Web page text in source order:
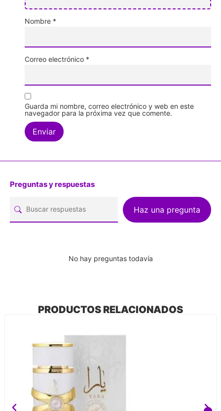
Nombre *
Correo electrónico *
Guarda mi nombre, correo electrónico y web en este
navegador para la próxima vez que comente.
Preguntas y respuestas
Haz una pregunta
No hay preguntas todavía
PRODUCTOS RELACIONADOS